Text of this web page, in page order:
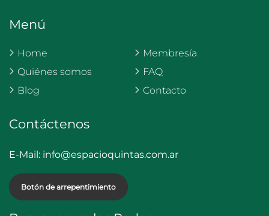
Menú
Home
Quiénes somos
Blog
Membresía
FAQ
Contacto
Contáctenos
E-Mail: info@espacioquintas.com.ar
Botón de arrepentimiento